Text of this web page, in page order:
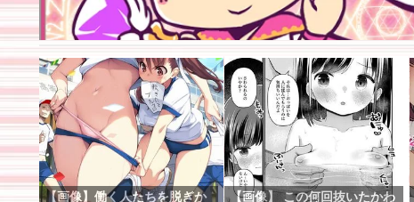
【画像】働く人たちを脱ぎか
【画像】 この何回抜いたかわ